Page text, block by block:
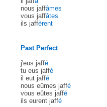
nous jaffâmes
vous jaffâtes
ils jaffèrent
Past Perfect
j'eus jaffé
tu eus jaffé
il eut jaffé
nous eûmes jaffé
vous eûtes jaffé
ils eurent jaffé